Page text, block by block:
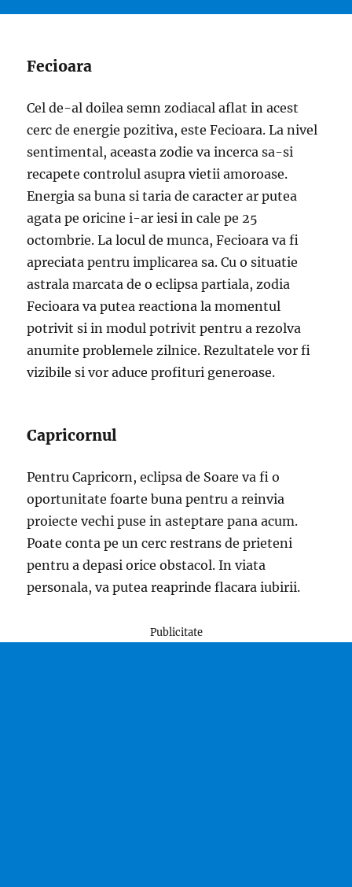
Fecioara
Cel de-al doilea semn zodiacal aflat in acest
cerc de energie pozitiva, este Fecioara. La nivel
sentimental, aceasta zodie va incerca sa-si
recapete controlul asupra vietii amoroase.
Energia sa buna si taria de caracter ar putea
agata pe oricine i-ar iesi in cale pe 25
octombrie. La locul de munca, Fecioara va fi
apreciata pentru implicarea sa. Cu o situatie
astrala marcata de o eclipsa partiala, zodia
Fecioara va putea reactiona la momentul
potrivit si in modul potrivit pentru a rezolva
anumite problemele zilnice. Rezultatele vor fi
vizibile si vor aduce profituri generoase.
Capricornul
Pentru Capricorn, eclipsa de Soare va fi o
oportunitate foarte buna pentru a reinvia
proiecte vechi puse in asteptare pana acum.
Poate conta pe un cerc restrans de prieteni
pentru a depasi orice obstacol. In viata
personala, va putea reaprinde flacara iubirii.
Publicitate